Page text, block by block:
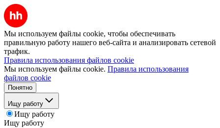
Мы используем файлы cookie, чтобы обеспечивать
правильную работу нашего веб-сайта и анализировать сетевой
трафик.
Правила использования файлов cookie
Мы используем файлы cookie. Правила использования
файлов cookie
Понятно
Ищу работу
Ищу работу
Ищу работу